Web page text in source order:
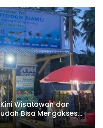
Wisatawan dan
Bisa Mengakses